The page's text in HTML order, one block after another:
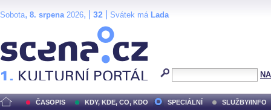
Sobota, 8. srpena2026, | 32 Svátek má Lada
ČASOPIS KDY, KDE, CO, KDO SPECIÁLNÍ SLUŽBY/INFO